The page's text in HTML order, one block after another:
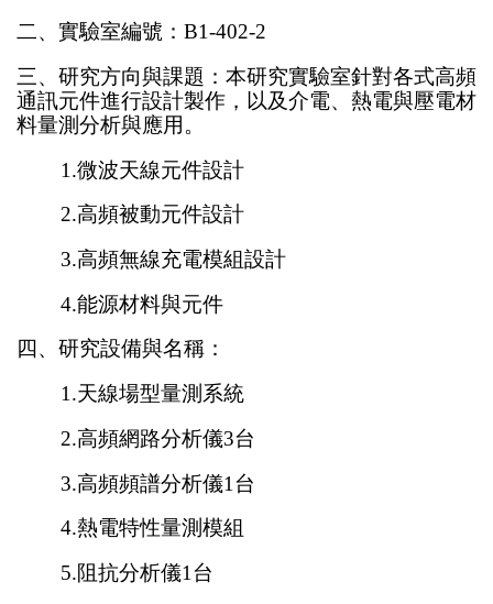
二、實驗室編號：B1-402-2
三、研究方向與課題：本研究實驗室針對各式高頻
通訊元件進行設計製作，以及介電、熱電與壓電材
料量測分析與應用。
1.微波天線元件設計
2.高頻被動元件設計
3.高頻無線充電模組設計
4.能源材料與元件
四、研究設備與名稱：
1.天線場型量測系統
2.高頻網路分析儀3台
3.高頻頻譜分析儀1台
4.熱電特性量測模組
5.阻抗分析儀1台